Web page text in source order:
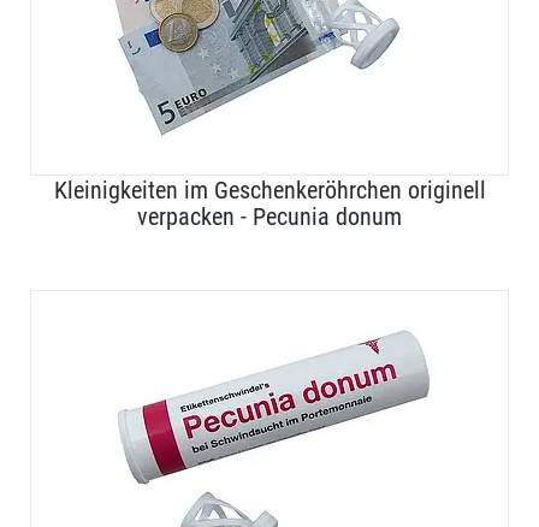
Kleinigkeiten im Geschenkeröhrchen originell
verpacken - Pecunia donum